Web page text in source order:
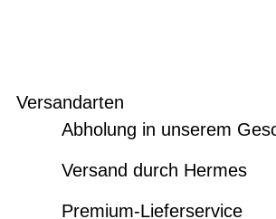
Versandarten
Abholung in unserem
Versand durch Hermes
Premium-Lieferservice